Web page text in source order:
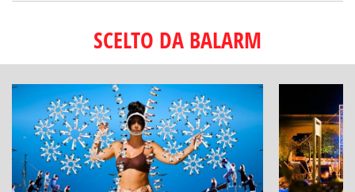
SCELTO DA BALARM